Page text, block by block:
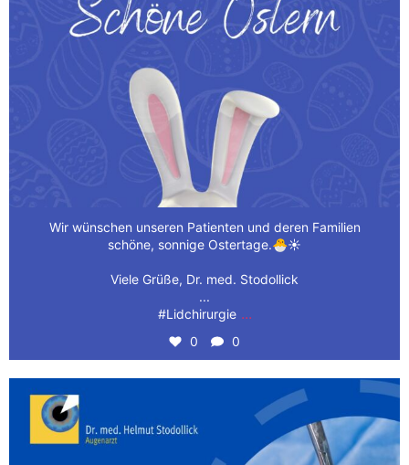
Wir wünschen unseren Patienten und deren Familien
schöne, sonnige Ostertage.🐣☀️
Viele Grüße, Dr. med. Stodollick
...
#Lidchirurgie ...
0 0
👁️ Wir haben aufregende Neuigkeiten für Sie! Ab
1